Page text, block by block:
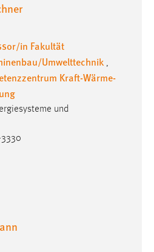
in Fakultät
Umwelttechnik ,
Kraft-Wärme-
und
3330
chat-frame-style-
mibew_locale = 3
1 Jahr